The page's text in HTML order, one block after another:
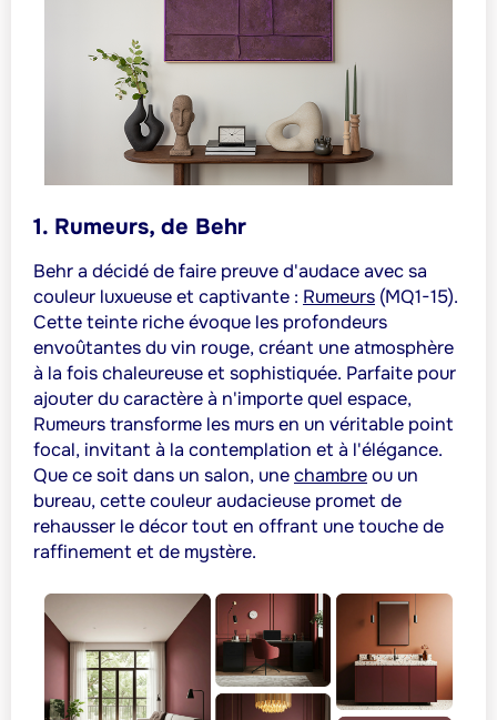
1. Rumeurs, de Behr
Behr a décidé de faire preuve d'audace avec sa
couleur luxueuse et captivante : Rumeurs (MQ1-15).
Cette teinte riche évoque les profondeurs
envoûtantes du vin rouge, créant une atmosphère
à la fois chaleureuse et sophistiquée. Parfaite pour
ajouter du caractère à n'importe quel espace,
Rumeurs transforme les murs en un véritable point
focal, invitant à la contemplation et à l'élégance.
Que ce soit dans un salon, unechambreou un
bureau, cette couleur audacieuse promet de
rehausser le décor tout en offrant une touche de
raffinement et de mystère.